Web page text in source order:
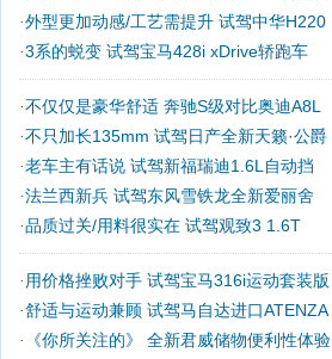
·外型更加动感/工艺需提升 试驾中华H220
·3系的蜕变 试驾宝马428i xDrive轿跑车
·不仅仅是豪华舒适 奔驰S级对比奥迪A8L
·不只加长135mm 试驾日产全新天籁·公爵
·老车主有话说 试驾新福瑞迪1.6L自动挡
·法兰西新兵 试驾东风雪铁龙全新爱丽舍
·品质过关/用料很实在 试驾观致3 1.6T
· 用价格挫败对手 试驾宝马316i运动套装版
·舒适与运动兼顾 试驾马自达进口ATENZA
· 《你所关注的》 全新君威储物便利性体验